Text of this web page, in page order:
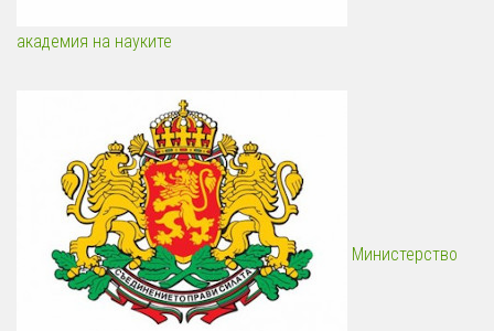
академия на науките
Министерство